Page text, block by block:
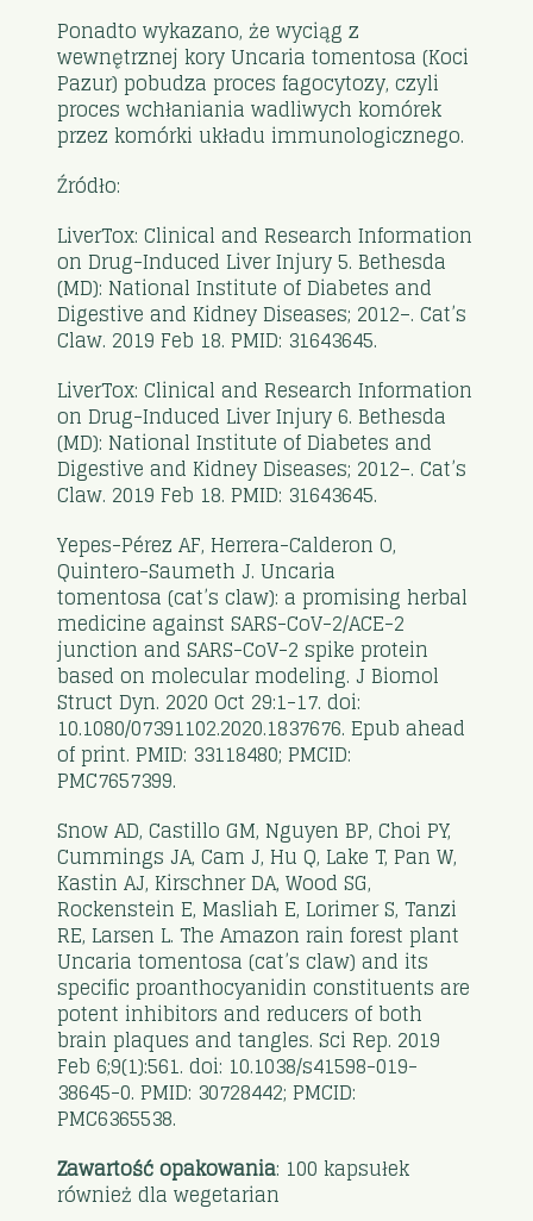
Ponadto wykazano, że wyciąg z
wewnętrznej kory Uncaria tomentosa (Koci
Pazur) pobudza proces fagocytozy, czyli
proces wchłaniania wadliwych komórek
przez komórki układu immunologicznego.
Źródło:
LiverTox: Clinical and Research Information
on Drug-Induced Liver Injury 5. Bethesda
(MD): National Institute of Diabetes and
Digestive and Kidney Diseases; 2012–. Cat’s
Claw. 2019 Feb 18. PMID: 31643645.
LiverTox: Clinical and Research Information
on Drug-Induced Liver Injury 6. Bethesda
(MD): National Institute of Diabetes and
Digestive and Kidney Diseases; 2012–. Cat’s
Claw. 2019 Feb 18. PMID: 31643645.
Yepes-Pérez AF, Herrera-Calderon O,
Quintero-Saumeth J. Uncaria
tomentosa (cat’s claw): a promising herbal
medicine against SARS-CoV-2/ACE-2
junction and SARS-CoV-2 spike protein
based on molecular modeling. J Biomol
Struct Dyn. 2020 Oct 29:1-17. doi:
10.1080/07391102.2020.1837676. Epub ahead
of print. PMID: 33118480; PMCID:
PMC7657399.
Snow AD, Castillo GM, Nguyen BP, Choi PY,
Cummings JA, Cam J, Hu Q, Lake T, Pan W,
Kastin AJ, Kirschner DA, Wood SG,
Rockenstein E, Masliah E, Lorimer S, Tanzi
RE, Larsen L. The Amazon rain forest plant
Uncaria tomentosa (cat’s claw) and its
specific proanthocyanidin constituents are
potent inhibitors and reducers of both
brain plaques and tangles. Sci Rep. 2019
Feb 6;9(1):561. doi: 10.1038/s41598-019-
38645-0. PMID: 30728442; PMCID:
PMC6365538.
Zawartość opakowania: 100 kapsułek
również dla wegetarian